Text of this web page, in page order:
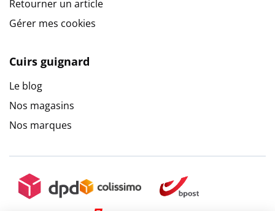
Retourner un article
Gérer mes cookies
Cuirs guignard
Le blog
Nos magasins
Nos marques